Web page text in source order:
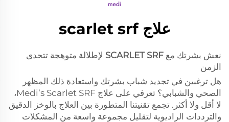
علاج scarlet srf
نعش بشرتك مع SCARLET SRF لإطلالة متوهجة تتحدى
الزمن
هل ترغبين في تجديد شباب بشرتك واستعادة ذلك المظهر
الصحي والشبابي؟ تعرفي على علاج Medi’s Scarlet SRF،
لا أقل ولا أكثر. تجمع تقنيتنا المتطورة بين العلاج بالوخز الدقيق
والترددات الراديوية لتقليل مجموعة واسعة من المشكلات